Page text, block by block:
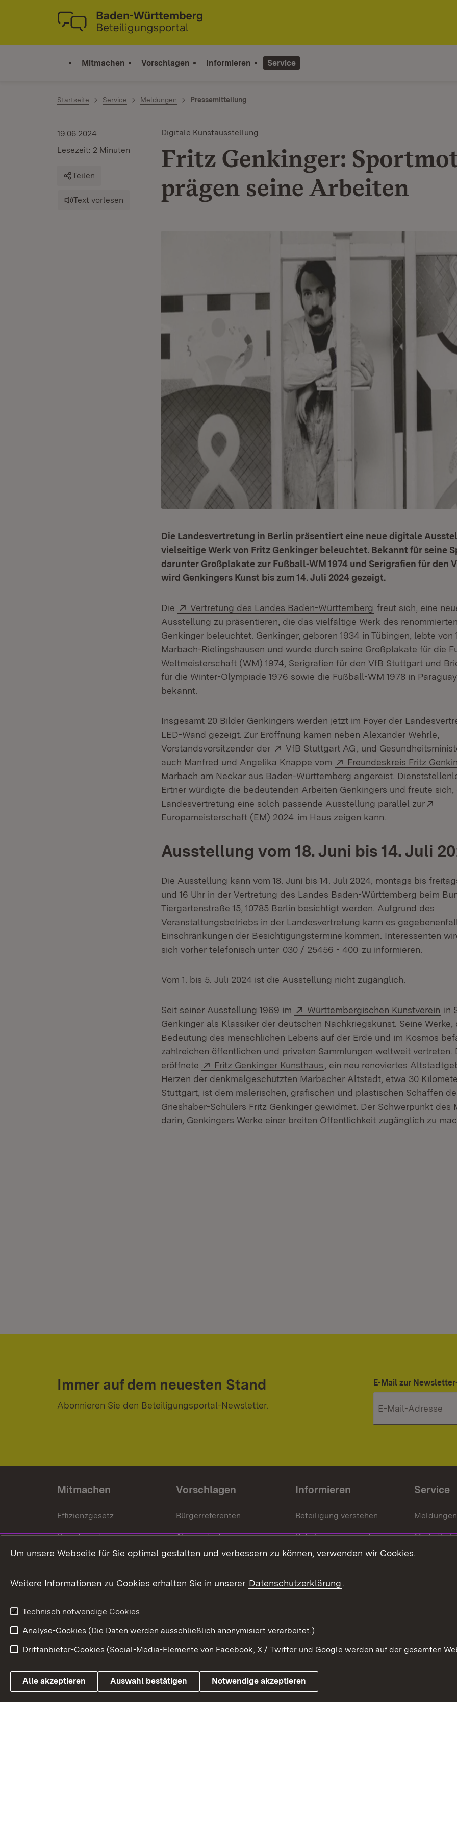
Zum Inhalt springen
Link zur Startseite
Mitmachen Vorschlagen Informieren Service
Startseite Service Meldungen Pressemitteilung
Digitale Kunstausstellung
Fritz Genkinger:
prägen seine Arbeiten
19.06.2024
Lesezeit: 2 Minuten
Teilen
Text vorlesen
Die Landesvertretung in Berlin präsentiert eine neue digitale
vielseitige Werk von Fritz Genkinger beleuchtet. Bekannt für seine
darunter Großplakate zur Fußball-WM 1974 und Serigrafien für den
wird Genkingers Kunst bis zum 14. Juli 2024 gezeigt.
Die Extern:
Vertretung des Landes Baden-Württemberg (Öffnet in neuem
freut sich, eine
Ausstellung zu präsentieren, die das vielfältige Werk des
Genkinger beleuchtet. Genkinger, geboren 1934 in Tübingen, lebte von
Marbach-Rielingshausen und wurde durch seine Großplakate für die
Weltmeisterschaft (WM) 1974, Serigrafien für den VfB Stuttgart und
für die Winter-Olympiade 1976 sowie die Fußball-WM 1978 in
bekannt.
Insgesamt 20 Bilder Genkingers werden jetzt im Foyer der
LED-Wand gezeigt. Zur Eröffnung kamen neben Alexander Wehrle,
Vorstandsvorsitzender der
Extern:
VfB Stuttgart AG (Öffnet in neuem
, und
auch Manfred und Angelika Knappe vom
Extern:
Freundeskreis Fritz
Marbach am Neckar aus Baden-Württemberg angereist.
Ertner würdigte die bedeutenden Arbeiten Genkingers und freute sich,
Landesvertretung eine solch passende Ausstellung parallel zur
Europameisterschaft (EM) 2024 (Öffnet in neuem Fenster)
im Haus zeigen kann.
Ausstellung vom 18. Juni bis 14. Juli
Die Ausstellung kann vom 18. Juni bis 14. Juli 2024, montags bis
und 16 Uhr in der Vertretung des Landes Baden-Württemberg beim
Tiergartenstraße 15, 10785 Berlin besichtigt werden. Aufgrund des
Veranstaltungsbetriebs in der Landesvertretung kann es
Einschränkungen der Besichtigungstermine kommen. Interessenten
sich vorher telefonisch unter 030 / 25456 - 400 zu informieren.
Vom 1. bis 5. Juli 2024 ist die Ausstellung nicht zugänglich.
Seit seiner Ausstellung 1969 im Extern:
Württembergischen Kunstverein in
Genkinger als Klassiker der deutschen Nachkriegskunst. Seine
Bedeutung des menschlichen Lebens auf der Erde und im Kosmos
zahlreichen öffentlichen und privaten Sammlungen weltweit vertreten.
eröffnete
Extern:
Fritz Genkinger Kunsthaus (Öffnet in neuem Fenster)
, ein neu renoviertes
Herzen der denkmalgeschützten Marbacher Altstadt, etwa 30
Stuttgart, ist dem malerischen, grafischen und plastischen Schaffen
Grieshaber-Schülers Fritz Genkinger gewidmet. Der Schwerpunkt des
darin, Genkingers Werke einer breiten Öffentlichkeit zugänglich zu
Immer auf dem neuesten Stand
Abonnieren Sie den Beteiligungsportal-Newsletter.
E-Mail zur
Mitmachen
Effizienzgesetz
Dienst- und
Versorgungsbezüge
Weitere
Vorschlagen
Bürgerreferenten
Abgeordnete
Bürgerbeauftragte
Informieren
Beteiligung verstehen
Beteiligung anwenden
Beteiligung stärken
Service
Meldungen
Mediathek
Link zum Landesportal
Impressum Kontakt
Um unsere Webseite für Sie optimal gestalten und verbessern zu können, verwenden wir Cookies.
Weitere Informationen zu Cookies erhalten Sie in unserer Datenschutzerklärung.
Technisch notwendige Cookies
Analyse-Cookies (Die Daten werden ausschließlich anonymisiert verarbeitet.)
Drittanbieter-Cookies (Social-Media-Elemente von Facebook, X / Twitter und Google werden auf der gesamten
Alle akzeptieren Auswahl bestätigen Notwendige akzeptieren